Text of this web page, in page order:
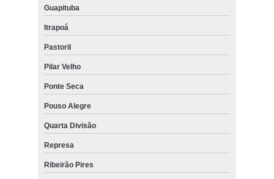
Guapituba
Itrapoá
Pastoril
Pilar Velho
Ponte Seca
Pouso Alegre
Quarta Divisão
Represa
Ribeirão Pires